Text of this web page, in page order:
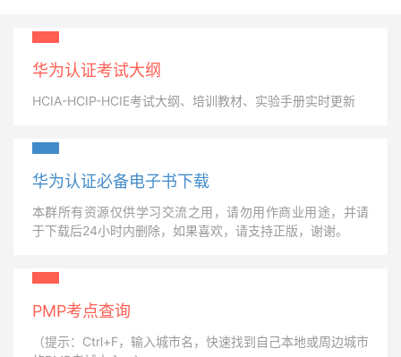
华为认证考试大纲
HCIA-HCIP-HCIE考试大纲、培训教材、实验手册实时更新
华为认证必备电子书下载
本群所有资源仅供学习交流之用，请勿用作商业用途，并请
于下载后24小时内删除，如果喜欢，请支持正版，谢谢。
PMP考点查询
（提示：Ctrl+F，输入城市名，快速找到自己本地或周边城市